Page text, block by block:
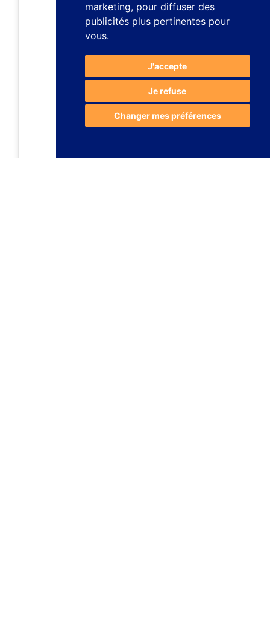
marketing, pour diffuser des
publicités plus pertinentes pour
vous.
J'accepte
Je refuse
Changer mes préférences